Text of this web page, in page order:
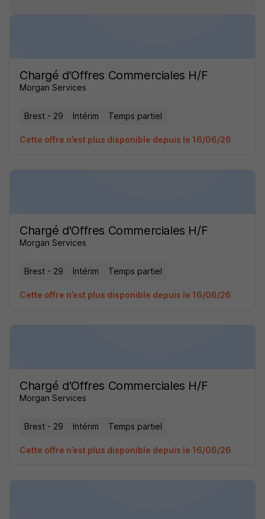
Chargé d'Offres Commerciales H/F
Morgan Services
Brest - 29 Intérim Temps partiel
Cette offre n’est plus disponible depuis le 16/06/26
Chargé d'Offres Commerciales H/F
Morgan Services
Brest - 29 Intérim Temps partiel
Cette offre n’est plus disponible depuis le 16/06/26
Chargé d'Offres Commerciales H/F
Morgan Services
Brest - 29 Intérim Temps partiel
Cette offre n’est plus disponible depuis le 16/06/26